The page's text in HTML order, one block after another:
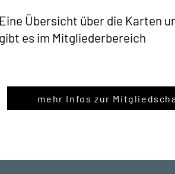
Übersicht über die Karten
es im Mitgliederbereich
mehr Infos zur